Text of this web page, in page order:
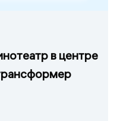
в центре